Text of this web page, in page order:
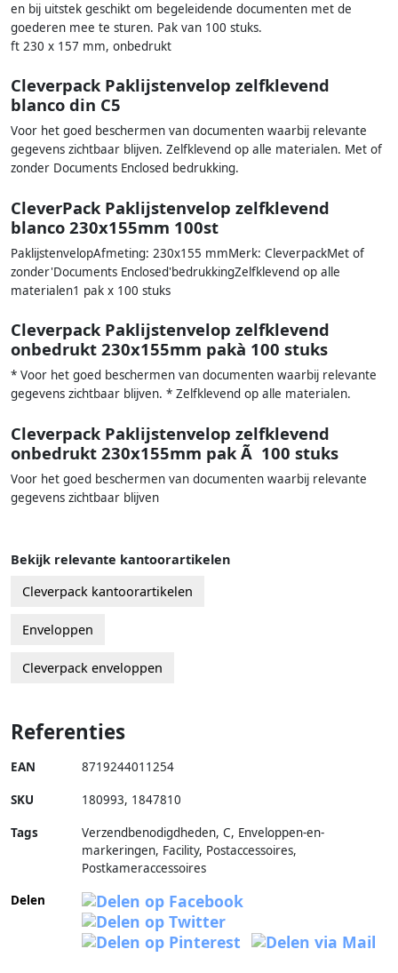
en bij uitstek geschikt om begeleidende documenten met de
goederen mee te sturen. Pak van 100 stuks.
ft 230 x 157 mm, onbedrukt
Cleverpack Paklijstenvelop zelfklevend
blanco din C5
Voor het goed beschermen van documenten waarbij relevante
gegevens zichtbaar blijven. Zelfklevend op alle materialen. Met of
zonder Documents Enclosed bedrukking.
CleverPack Paklijstenvelop zelfklevend
blanco 230x155mm 100st
PaklijstenvelopAfmeting: 230x155 mmMerk: CleverpackMet of
zonder'Documents Enclosed'bedrukkingZelfklevend op alle
materialen1 pak x 100 stuks
Cleverpack Paklijstenvelop zelfklevend
onbedrukt 230x155mm pakà 100 stuks
* Voor het goed beschermen van documenten waarbij relevante
gegevens zichtbaar blijven. * Zelfklevend op alle materialen.
Cleverpack Paklijstenvelop zelfklevend
onbedrukt 230x155mm pak Ã 100 stuks
Voor het goed beschermen van documenten waarbij relevante
gegevens zichtbaar blijven
Bekijk relevante kantoorartikelen
Cleverpack kantoorartikelen
Enveloppen
Cleverpack enveloppen
Referenties
EAN 8719244011254
SKU 180993, 1847810
Tags
Verzendbenodigdheden, C, Enveloppen-en-
markeringen, Facility, Postaccessoires,
Postkameraccessoires
Delen